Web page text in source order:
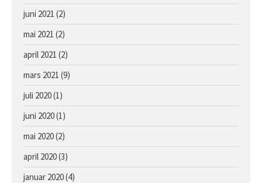
juni 2021 (2)
mai 2021 (2)
april 2021 (2)
mars 2021 (9)
juli 2020(1)
juni 2020(1)
mai 2020(2)
april 2020(3)
januar 2020(4)